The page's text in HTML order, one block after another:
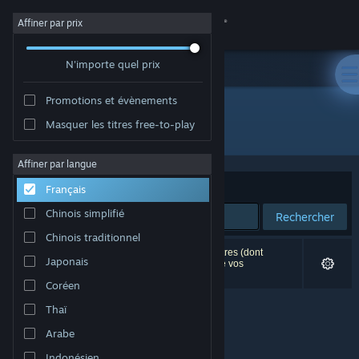
Se connecter
Magasin
À propos
Support
Changer la langue
Télécharger l'application mobile Steam
Voir version ordi. du site
Affiner par prix
N'importe quel prix
Promotions et évènements
Masquer les titres free-to-play
Affiner par langue
Français
Chinois simplifié
Chinois traditionnel
Japonais
Coréen
Thaï
Arabe
"Rosenkreuzstilette"
Trier par Pertinence
Rechercher
0 résultats correspondent à votre recherche. 2 titres (dont
Rosenkreuzstilette
) ont été exclus en fonction de vos